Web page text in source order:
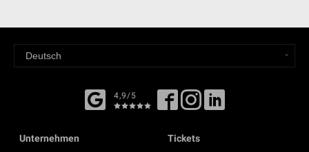
4,9/5
Unternehmen Tickets